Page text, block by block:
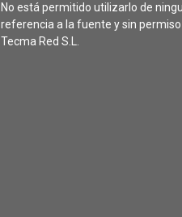
No está permitido utilizarlo de
referencia a la fuente y sin
Tecma Red S.L.